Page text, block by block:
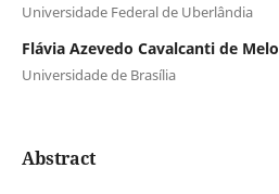
Universidade Federal de Uberlândia
Flávia Azevedo Cavalcanti de Melo
Universidade de Brasília
Abstract